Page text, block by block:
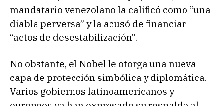
mandatario venezolano la calificó como “una
diabla perversa” y la acusó de financiar
“actos de desestabilización”.
No obstante, el Nobel le otorga una nueva
capa de protección simbólica y diplomática.
Varios gobiernos latinoamericanos y